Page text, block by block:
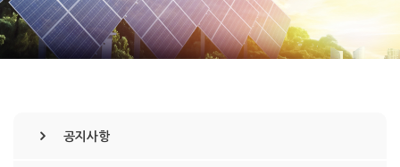
공지사항